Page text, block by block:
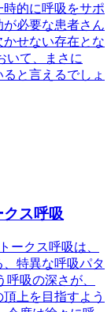
的に呼吸をサポ
必要な患者さん
せない存在とな
いて、まさに
と言えるでしょ
ス呼吸
ークス呼吸は、
特異な呼吸パタ
吸の深さが、
上を目指すよう